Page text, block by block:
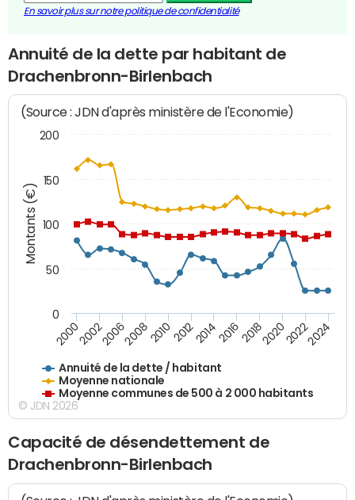
En savoir plus sur notre politique de confidentialité
Annuité de la dette par habitant de
Drachenbronn-Birlenbach
Montants (€)
(Source : JDN d'après ministère de l'Economie)
Annuité de la dette / habitant
Moyenne nationale
Moyenne communes de 500 à 2 000 habitants
200020022006200820102012201420162018202020222024
0
50
100
150
200
© JDN 2026
Capacité de désendettement de
Drachenbronn-Birlenbach